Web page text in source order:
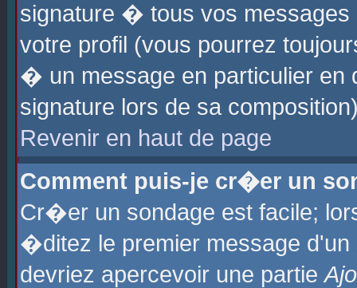
signature � tous vos
votre profil (vous pourrez
� un message en particulier
signature lors de sa
Revenir en haut de page
Comment puis-je cr�er un
Cr�er un sondage est facile;
�ditez le premier message
devriez apercevoir une partie